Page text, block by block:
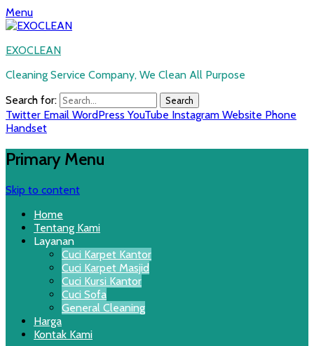
Menu
EXOCLEAN
Cleaning Service Company, We Clean All Purpose
Search for:
Twitter Email WordPress YouTube Instagram Website Phone
Handset
Primary Menu
Skip to content
Home
Tentang Kami
Layanan
Cuci Karpet Kantor
Cuci Karpet Masjid
Cuci Kursi Kantor
Cuci Sofa
General Cleaning
Harga
Kontak Kami